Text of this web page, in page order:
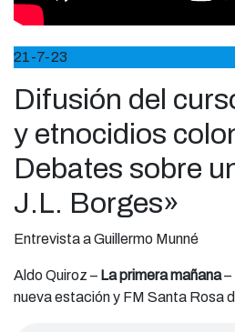
21-7-23
Difusión del
y etnocidios
Debates sobre
J.L. Borges»
Entrevista a Guillermo Munné
Aldo Quiroz – La primera mañana–
nueva estación y FM Santa Rosa